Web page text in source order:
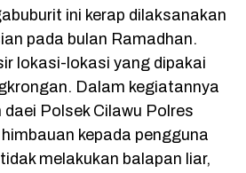
ini kerap dilaksanakan
pada bulan Ramadhan.
lokasi-lokasi yang dipakai
Dalam kegiatannya
Polsek Cilawu Polres
kepada pengguna
melakukan balapan liar,